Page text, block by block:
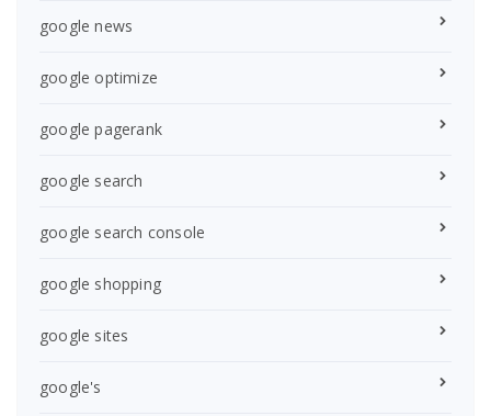
google news
google optimize
google pagerank
google search
google search console
google shopping
google sites
google's